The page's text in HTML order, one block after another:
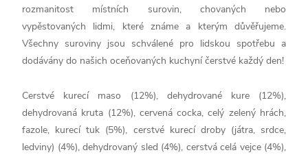
rozmanitost místních surovin, chovaných nebo
vypěstovaných lidmi, které známe a kterým důvěřujeme.
Všechny suroviny jsou schválené pro lidskou spotřebu a
dodávány do našich oceňovaných kuchyní čerstvé každý den!
Cerstvé kurecí maso (12%), dehydrované kure (12%),
dehydrovaná kruta (12%), cervená cocka, celý zelený hrách,
fazole, kurecí tuk (5%), cerstvé kurecí droby (játra, srdce,
ledviny) (4%), dehydrovaný sled (4%), cerstvá celá vejce (4%),